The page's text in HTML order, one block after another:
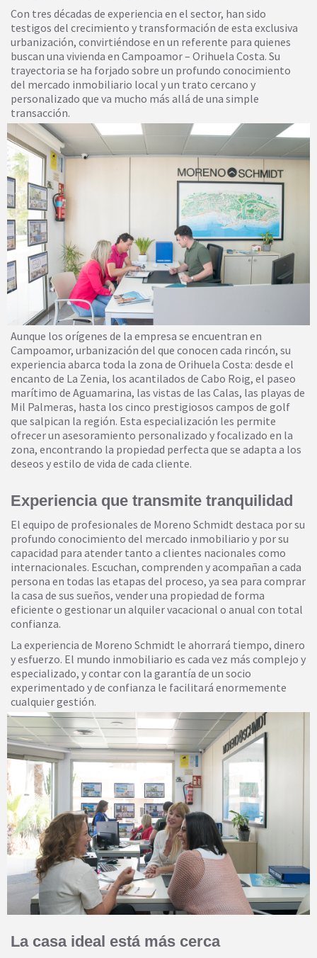
Con tres décadas de experiencia en el sector, han sido
testigos del crecimiento y transformación de esta exclusiva
urbanización, convirtiéndose en un referente para quienes
buscan una vivienda en Campoamor – Orihuela Costa. Su
trayectoria se ha forjado sobre un profundo conocimiento
del mercado inmobiliario local y un trato cercano y
personalizado que va mucho más allá de una simple
transacción.
Aunque los orígenes de la empresa se encuentran en
Campoamor, urbanización del que conocen cada rincón, su
experiencia abarca toda la zona de Orihuela Costa: desde el
encanto de La Zenia, los acantilados de Cabo Roig, el paseo
marítimo de Aguamarina, las vistas de las Calas, las playas de
Mil Palmeras, hasta los cinco prestigiosos campos de golf
que salpican la región. Esta especialización les permite
ofrecer un asesoramiento personalizado y focalizado en la
zona, encontrando la propiedad perfecta que se adapta a los
deseos y estilo de vida de cada cliente.
Experiencia que transmite tranquilidad
El equipo de profesionales de Moreno Schmidt destaca por su
profundo conocimiento del mercado inmobiliario y por su
capacidad para atender tanto a clientes nacionales como
internacionales. Escuchan, comprenden y acompañan a cada
persona en todas las etapas del proceso, ya sea para comprar
la casa de sus sueños, vender una propiedad de forma
eficiente o gestionar un alquiler vacacional o anual con total
confianza.
La experiencia de Moreno Schmidt le ahorrará tiempo, dinero
y esfuerzo. El mundo inmobiliario es cada vez más complejo y
especializado, y contar con la garantía de un socio
experimentado y de confianza le facilitará enormemente
cualquier gestión.
La casa ideal está más cerca